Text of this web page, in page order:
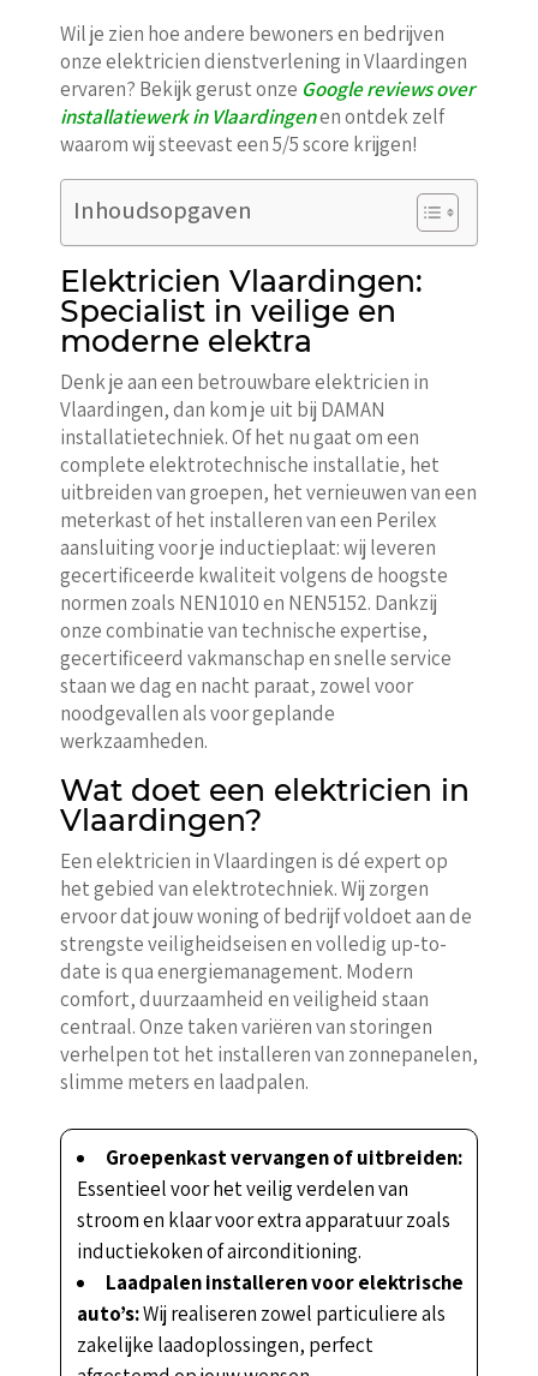
Wil je zien hoe andere bewoners en bedrijven
onze elektricien dienstverlening in Vlaardingen
ervaren? Bekijk gerust onze Google reviews over
installatiewerk in Vlaardingenen ontdek zelf
waarom wij steevast een 5/5 score krijgen!
Inhoudsopgaven
Elektricien Vlaardingen:
Specialist in veilige en
moderne elektra
Denk je aan een betrouwbare elektricien in
Vlaardingen, dan kom je uit bij DAMAN
installatietechniek. Of het nu gaat om een
complete elektrotechnische installatie, het
uitbreiden van groepen, het vernieuwen van een
meterkast of het installeren van een Perilex
aansluiting voor je inductieplaat: wij leveren
gecertificeerde kwaliteit volgens de hoogste
normen zoals NEN1010 en NEN5152. Dankzij
onze combinatie van technische expertise,
gecertificeerd vakmanschap en snelle service
staan we dag en nacht paraat, zowel voor
noodgevallen als voor geplande
werkzaamheden.
Wat doet een elektricien in
Vlaardingen?
Een elektricien in Vlaardingen is dé expert op
het gebied van elektrotechniek. Wij zorgen
ervoor dat jouw woning of bedrijf voldoet aan de
strengste veiligheidseisen en volledig up-to-
date is qua energiemanagement. Modern
comfort, duurzaamheid en veiligheid staan
centraal. Onze taken variëren van storingen
verhelpen tot het installeren van zonnepanelen,
slimme meters en laadpalen.
Groepenkast vervangen of uitbreiden:
Essentieel voor het veilig verdelen van
stroom en klaar voor extra apparatuur zoals
inductiekoken of airconditioning.
Laadpalen installeren voor elektrische
auto’s:Wij realiseren zowel particuliere als
zakelijke laadoplossingen, perfect